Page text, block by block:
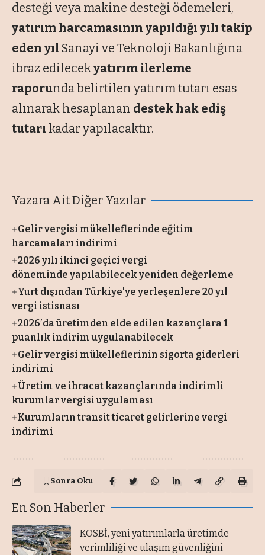
desteği veya makine desteği ödemeleri,
yatırım harcamasının yapıldığı yılı takip
eden yıl Sanayi ve Teknoloji Bakanlığına
ibraz edilecekyatırım ilerleme
raporunda belirtilen yatırım tutarı esas
alınarak hesaplanan destek hak ediş
tutarı kadar yapılacaktır.
Yazara Ait Diğer Yazılar
Gelir vergisi mükelleflerinde eğitim
harcamaları indirimi
2026 yılı ikinci geçici vergi
döneminde yapılabilecek yeniden değerleme
Yurt dışından Türkiye'ye yerleşenlere 20 yıl
vergi istisnası
2026’da üretimden elde edilen kazançlara 1
puanlık indirim uygulanabilecek
Gelir vergisi mükelleflerinin sigorta giderleri
indirimi
Üretim ve ihracat kazançlarında indirimli
kurumlar vergisi uygulaması
Kurumların transit ticaret gelirlerine vergi
indirimi
Sonra Oku
En Son Haberler
KOSBİ, yeni yatırımlarla üretimde
verimliliği ve ulaşım güvenliğini